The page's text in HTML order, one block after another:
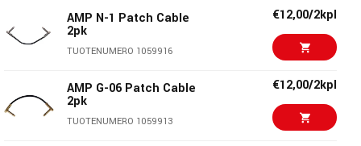
18cm
Liittimet: 2 x 6,3mm kulmaplugi
AMP Cables
AMP on toimittanut korkealaatuisia kaapeleita
AMP N-1 Patch Cable
2pk
TUOTENUMERO 1059916
€12,00/2kpl
AMP G-06 Patch Cable
2pk
TUOTENUMERO 1059913
€12,00/2kpl